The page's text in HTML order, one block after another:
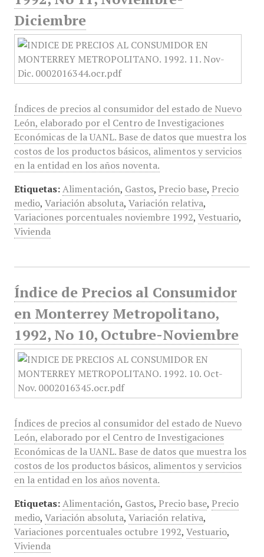
Diciembre
Índices de precios al consumidor del estado de Nuevo
León, elaborado por el Centro de Investigaciones
Económicas de la UANL. Base de datos que muestra los
costos de los productos básicos, alimentos y servicios
en la entidad en los años noventa.
Etiquetas: Alimentación, Gastos, Precio base, Precio
medio, Variación absoluta, Variación relativa,
Variaciones porcentuales noviembre 1992, Vestuario,
Vivienda
Índice de Precios al Consumidor
en Monterrey Metropolitano,
1992, No 10, Octubre-Noviembre
Índices de precios al consumidor del estado de Nuevo
León, elaborado por el Centro de Investigaciones
Económicas de la UANL. Base de datos que muestra los
costos de los productos básicos, alimentos y servicios
en la entidad en los años noventa.
Etiquetas: Alimentación, Gastos, Precio base, Precio
medio, Variación absoluta, Variación relativa,
Variaciones porcentuales octubre 1992, Vestuario,
Vivienda